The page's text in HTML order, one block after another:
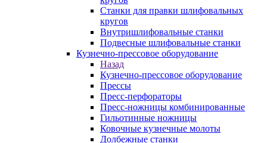
Станки для правки шлифовальных
кругов
Внутришлифовальные станки
Подвесные шлифовальные станки
Кузнечно-прессовое оборудование
Назад
Кузнечно-прессовое оборудование
Прессы
Пресс-перфораторы
Пресс-ножницы комбинированные
Гильотинные ножницы
Ковочные кузнечные молоты
Долбежные станки